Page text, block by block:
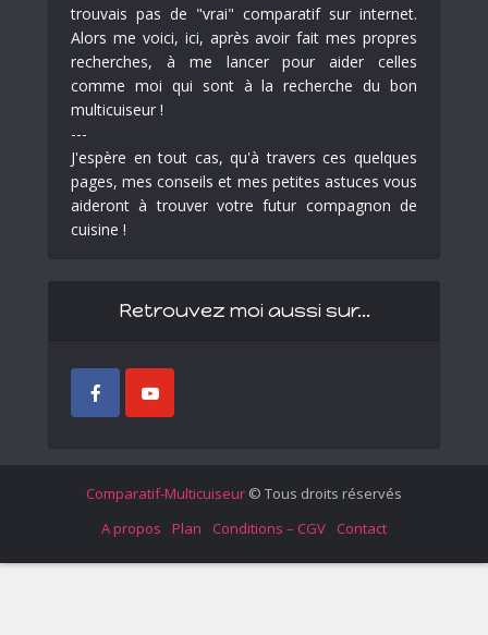
trouvais pas de "vrai" comparatif sur internet.
Alors me voici, ici, après avoir fait mes propres
recherches, à me lancer pour aider celles
comme moi qui sont à la recherche du bon
multicuiseur !
---
J'espère en tout cas, qu'à travers ces quelques
pages, mes conseils et mes petites astuces vous
aideront à trouver votre futur compagnon de
cuisine !
Retrouvez moi aussi sur…
Comparatif-Multicuiseur © Tous droits réservés
A propos
Plan Conditions – CGV Contact